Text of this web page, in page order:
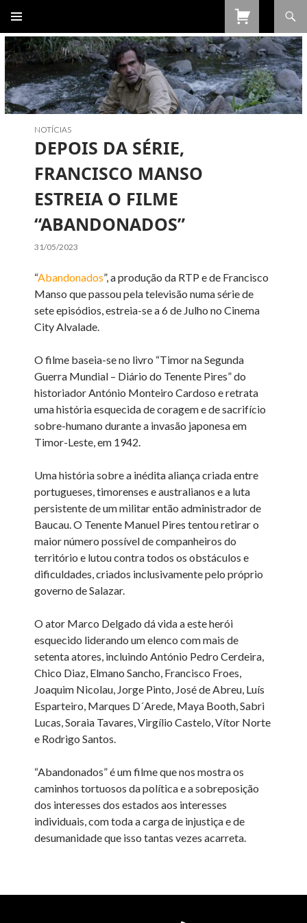
PARA
O
CONTEÚDO
NOTÍCIAS
DEPOIS DA SÉRIE,
FRANCISCO MANSO
ESTREIA O FILME
“ABANDONADOS”
31/05/2023
“Abandonados”, a produção da RTP e de Francisco
Manso que passou pela televisão numa série de
sete episódios, estreia-se a 6 de Julho no Cinema
City Alvalade.
O filme baseia-se no livro “Timor na Segunda
Guerra Mundial – Diário do Tenente Pires” do
historiador António Monteiro Cardoso e retrata
uma história esquecida de coragem e de sacrifício
sobre-humano durante a invasão japonesa em
Timor-Leste, em 1942.
Uma história sobre a inédita aliança criada entre
portugueses, timorenses e australianos e a luta
persistente de um militar então administrador de
Baucau. O Tenente Manuel Pires tentou retirar o
maior número possível de companheiros do
território e lutou contra todos os obstáculos e
dificuldades, criados inclusivamente pelo próprio
governo de Salazar.
O ator Marco Delgado dá vida a este herói
esquecido liderando um elenco com mais de
setenta atores, incluindo António Pedro Cerdeira,
Chico Diaz, Elmano Sancho, Francisco Froes,
Joaquim Nicolau, Jorge Pinto, José de Abreu, Luís
Esparteiro, Marques D´Arede, Maya Booth, Sabri
Lucas, Soraia Tavares, Virgílio Castelo, Vítor Norte
e Rodrigo Santos.
“Abandonados” é um filme que nos mostra os
caminhos tortuosos da política e a sobreposição
dos interesses dos estados aos interesses
individuais, com toda a carga de injustiça e de
desumanidade que isso tantas vezes acarreta.